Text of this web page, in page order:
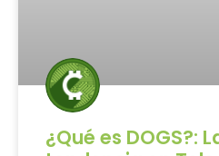
¿Qué es DOGS?: